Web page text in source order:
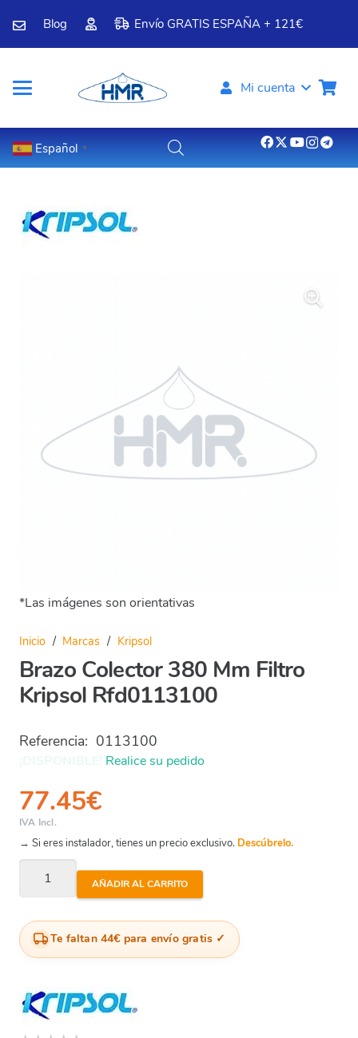
Blog Envío GRATIS ESPAÑA + 121€
Mi cuenta
Español ▼
*Las imágenes son orientativas
Inicio / Marcas / Kripsol
Brazo Colector 380 Mm Filtro
Kripsol Rfd0113100
Referencia: 0113100
Realice su pedido
77.45€
IVA Incl.
→ Si eres instalador, tienes un precio exclusivo. Descúbrelo.
Brazo
Colector
Mm
Filtro
Rfd0113100
cantidad
AÑADIR AL CARRITO
Te faltan 44€ para envío gratis